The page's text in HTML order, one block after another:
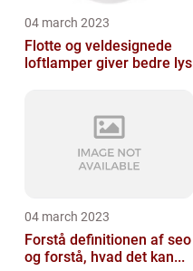
04 march 2023
Flotte og veldesignede
loftlamper giver bedre lys
04 march 2023
Forstå definitionen af seo
og forstå, hvad det kan...